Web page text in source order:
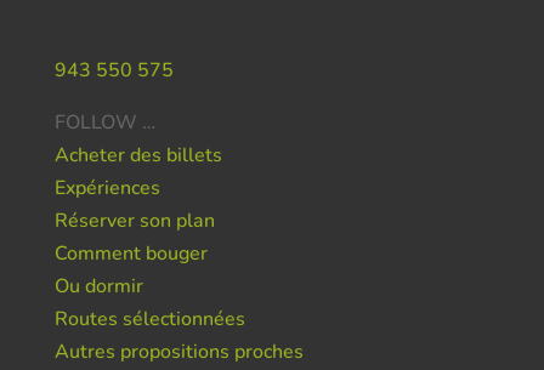
943 550 575
FOLLOW …
Acheter des billets
Expériences
Réserver son plan
Comment bouger
Ou dormir
Routes sélectionnées
Autres propositions proches